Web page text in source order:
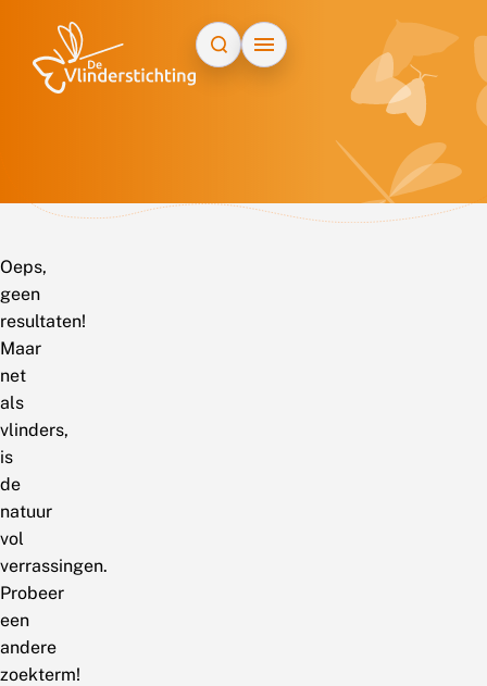
Oeps,
geen
resultaten!
Maar
net
als
vlinders,
is
de
natuur
vol
verrassingen.
Probeer
een
andere
zoekterm!